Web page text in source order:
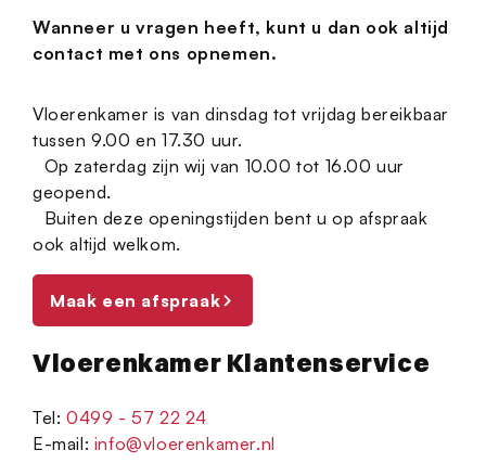
partners voor social media, adverteren en analyse. Deze
partners kunnen deze gegevens combineren met andere
Wanneer u vragen heeft, kunt u dan ook altijd
contact met ons opnemen.
Vloerenkamer is van dinsdag tot vrijdag bereikbaar
tussen 9.00 en 17.30 uur.
Op zaterdag zijn wij van 10.00 tot 16.00 uur
geopend.
Buiten deze openingstijden bent u op afspraak
ook altijd welkom.
Maak een afspraak
Vloerenkamer Klantenservice
Tel:0499 - 57 22 24
E-mail: info@vloerenkamer.nl